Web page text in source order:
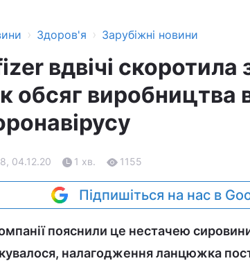
› Здоров'я › Зарубіжні новини
вдвічі
обсяг виробництва
04.12.20 1 хв. 1155
Підпишіться на нас в
пояснили це нестачею
налагодження ланцюжка